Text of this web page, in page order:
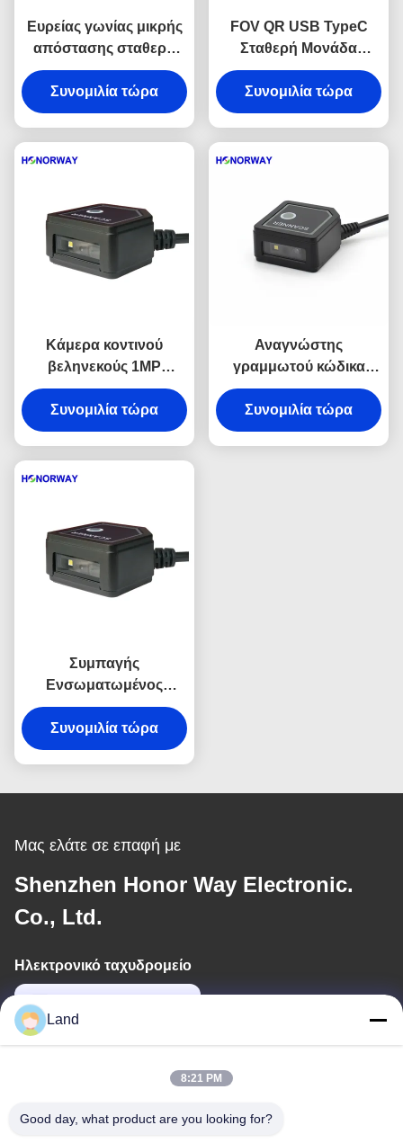
Ευρείας γωνίας μικρής
απόστασης σταθερή
τοποθέτηση
αναγνώστης barcode
1D 2D QR για κιόσκι
Συνομιλία τώρα
FOV QR USB TypeC
Σταθερή Μονάδα
Αναγνώστη Barcode Με
Ευρύ Εύρος Σάρωσης
Συμπαγής Σχεδίαση
Συνομιλία τώρα
Κάμερα κοντινού
βεληνεκούς 1MP
Μοντέλο καθορισμένου
αναγνώστης barcode
με UART DB9 RS232
Συνομιλία τώρα
Αναγνώστης
γραμμωτού κώδικα
1280x720 Pixels
Ενσωματωμένος
Αναγνώστης
Συνομιλία τώρα
Συμπαγής
Ενσωματωμένος
Σταθερός Αναγνώστης
Δισδιάστατων Μπαρών
Υψηλής Πυκνότητας
Οδήγησης
Συνομιλία τώρα
Μας ελάτε σε επαφή με
Shenzhen Honor Way Electronic.
Co., Ltd.
Ηλεκτρονικό ταχυδρομείο
10ος όροφος, κτίριο Kingsino, περιοχή Guangming, πόλη
Land
8:21 PM
Good day, what product are you looking for?